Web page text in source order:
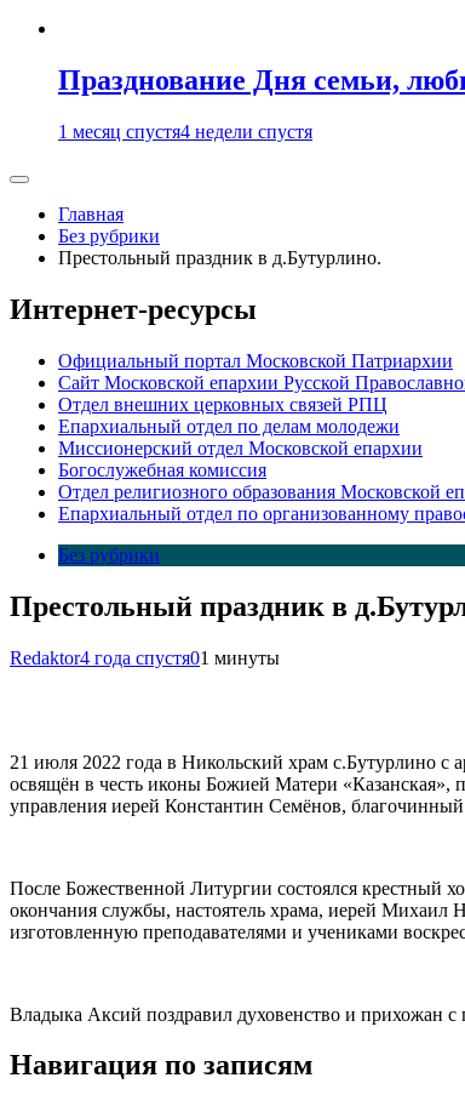
Празднование Дня семьи,
1 месяц спустя4 недели спустя
Главная
Без рубрики
Престольный праздник в д.Бутурлино.
Интернет-ресурсы
Официальный портал Московской Патриархии
Сайт Московской епархии Русской
Отдел внешних церковных связей РПЦ
Епархиальный отдел по делам молодежи
Миссионерский отдел Московской епархии
Богослужебная комиссия
Отдел религиозного образования Московской
Епархиальный отдел по организованному
Без рубрики
Престольный праздник в
Redaktor4 года спустя01 минуты
21 июля 2022 года в Никольский храм с.Бутурлино
освящён в честь иконы Божией Матери «Казанская»,
управления иерей Константин Семёнов,
После Божественной Литургии состоялся крестный
окончания службы, настоятель храма, иерей Михаил
изготовленную преподавателями и учениками
Владыка Аксий поздравил духовенство и прихожан
Навигация по записям